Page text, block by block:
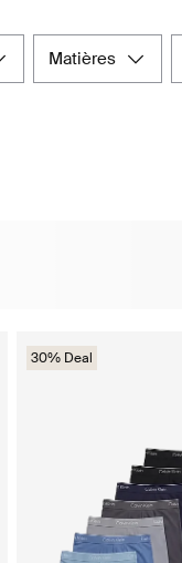
matières
30% Deal